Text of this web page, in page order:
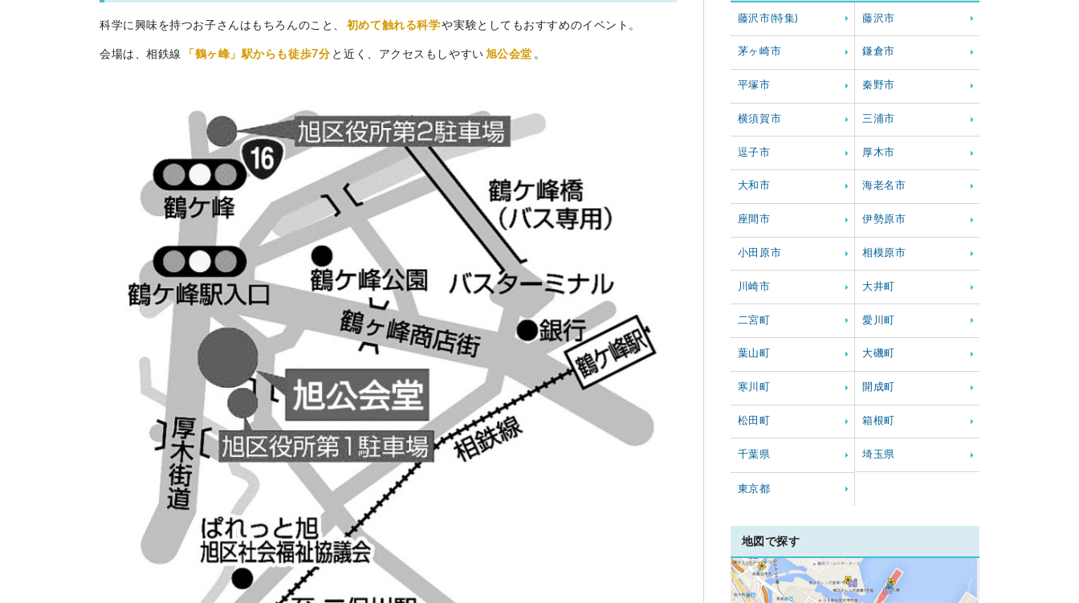
科学に興味を持つお子さんはもちろんのこと、 初めて触れる科学や実験としてもおすすめのイベント。
会場は、相鉄線 「鶴ヶ峰」駅からも徒歩7分 と近く、アクセスもしやすい 旭公会堂 。
藤沢市(特集) 藤沢市
茅ヶ崎市 鎌倉市
平塚市 秦野市
横須賀市 三浦市
逗子市 厚木市
大和市 海老名市
座間市 伊勢原市
小田原市 相模原市
川崎市 大井町
二宮町 愛川町
葉山町 大磯町
寒川町 開成町
松田町 箱根町
千葉県 埼玉県
東京都
地図で探す